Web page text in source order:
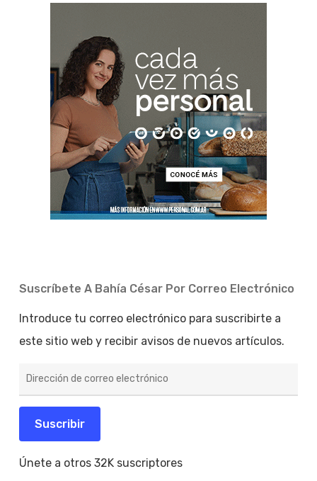
Suscríbete A Bahía César Por Correo Electrónico
Introduce tu correo electrónico para suscribirte a
este sitio web y recibir avisos de nuevos artículos.
de
electrónico
Suscribir
Únete a otros 32K suscriptores